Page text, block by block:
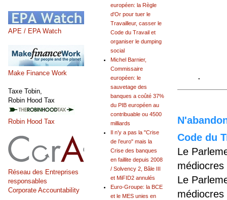
.
Code du
Le
Le
européen: la Règle
d'Or pour tuer le
Travailleur, casser le
Code du Travail et
organiser le dumping
social
Michel Barnier,
Commissaire
européen: le
sauvetage des
banques a coûté 37%
du PIB européen au
contribuable ou 4500
milliards
Il n’y a pas la "Crise
de l’euro" mais la
Crise des banques
en faillite depuis 2008
/ Solvency 2, Bâle III
et MiFID2 annulés
Euro-Groupe: la BCE
et le MES unies en
APE / EPA Watch
Make Finance Work
Taxe Tobin,
Robin Hood Tax
Robin Hood Tax
Réseau des Entreprises
responsables
Corporate Accountability